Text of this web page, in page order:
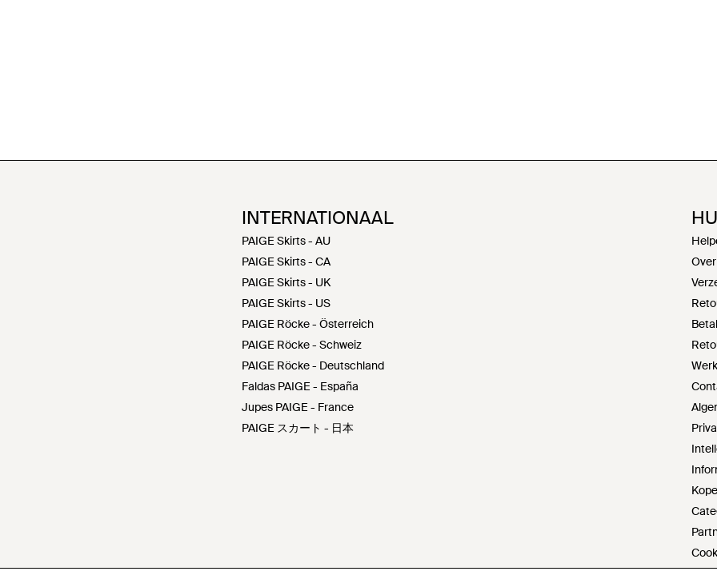
INTERNATIONAAL
PAIGE Skirts - AU
PAIGE Skirts - CA
PAIGE Skirts - UK
PAIGE Skirts - US
PAIGE Röcke - Österreich
PAIGE Röcke - Schweiz
PAIGE Röcke - Deutschland
Faldas PAIGE - España
Jupes PAIGE - France
PAIGE スカート - 日本
Do